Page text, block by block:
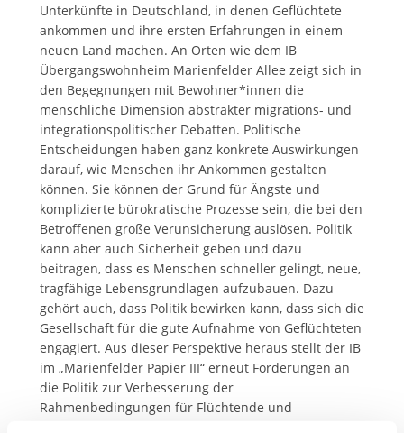
Unterkünfte in Deutschland, in denen Geflüchtete
ankommen und ihre ersten Erfahrungen in einem
neuen Land machen. An Orten wie dem IB
Übergangswohnheim Marienfelder Allee zeigt sich in
den Begegnungen mit Bewohner*innen die
menschliche Dimension abstrakter migrations- und
integrationspolitischer Debatten. Politische
Entscheidungen haben ganz konkrete Auswirkungen
darauf, wie Menschen ihr Ankommen gestalten
können. Sie können der Grund für Ängste und
komplizierte bürokratische Prozesse sein, die bei den
Betroffenen große Verunsicherung auslösen. Politik
kann aber auch Sicherheit geben und dazu
beitragen, dass es Menschen schneller gelingt, neue,
tragfähige Lebensgrundlagen aufzubauen. Dazu
gehört auch, dass Politik bewirken kann, dass sich die
Gesellschaft für die gute Aufnahme von Geflüchteten
engagiert. Aus dieser Perspektive heraus stellt der IB
im „Marienfelder Papier III“ erneut Forderungen an
die Politik zur Verbesserung der
Rahmenbedingungen für Flüchtende und